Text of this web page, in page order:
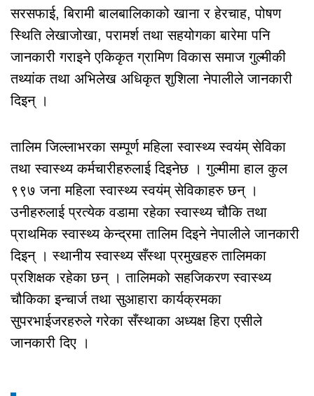
सरसफाई, बिरामी बालबालिकाको खाना र हेरचाह, पोषण
स्थिति लेखाजोखा, परामर्श तथा सहयोगका बारेमा पनि
जानकारी गराइने एकिकृत ग्रामिण विकास समाज गुल्मीकी
तथ्यांक तथा अभिलेख अधिकृत शुशिला नेपालीले जानकारी
दिइन् ।
तालिम जिल्लाभरका सम्पूर्ण महिला स्वास्थ्य स्वयंम् सेविका
तथा स्वास्थ्य कर्मचारीहरुलाई दिइनेछ । गुल्मीमा हाल कुल
९९७ जना महिला स्वास्थ्य स्वयंम् सेविकाहरु छन् ।
उनीहरुलाई प्रत्येक वडामा रहेका स्वास्थ्य चौकि तथा
प्राथमिक स्वास्थ्य केन्द्रमा तालिम दिइने नेपालीले जानकारी
दिइन् । स्थानीय स्वास्थ्य सँस्था प्रमुखहरु तालिमका
प्रशिक्षक रहेका छन् । तालिमको सहजिकरण स्वास्थ्य
चौकिका इन्चार्ज तथा सुआहारा कार्यक्रमका
सुपरभाईजरहरुले गरेका सँस्थाका अध्यक्ष हिरा एसीले
जानकारी दिए ।